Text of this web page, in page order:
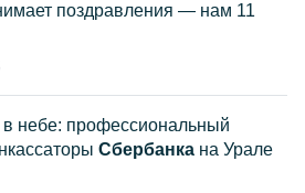
поздравления — нам 11
в небе: профессиональный
Сбербанка на Урале